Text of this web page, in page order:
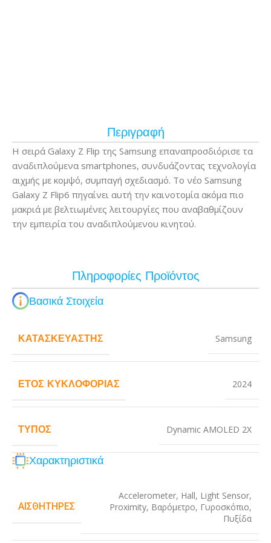
Περιγραφή
Η σειρά Galaxy Z Flip της Samsung επαναπροσδιόρισε τα
αναδιπλούμενα smartphones, συνδυάζοντας τεχνολογία
αιχμής με κομψό, συμπαγή σχεδιασμό. Το νέο Samsung
Galaxy Z Flip6 πηγαίνει αυτή την καινοτομία ακόμα πιο
μακριά με βελτιωμένες λειτουργίες που αναβαθμίζουν
την εμπειρία του αναδιπλούμενου κινητού.
Πληροφορίες Προϊόντος
Βασικά Στοιχεία
ΚΑΤΑΣΚΕΥΑΣΤΉΣ Samsung
ΈΤΟΣ ΚΥΚΛΟΦΟΡΊΑΣ 2024
ΤΎΠΟΣ Dynamic AMOLED 2X
Χαρακτηριστικά
ΑΙΣΘΗΤΉΡΕΣ
Accelerometer, Hall, Light Sensor,
Proximity, Βαρόμετρο, Γυροσκόπιο,
Πυξίδα